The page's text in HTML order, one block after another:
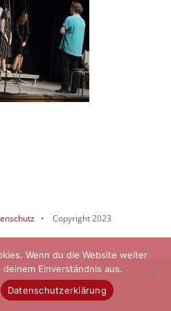
• Copyright 2023
Wenn du die Website weiter
Einverständnis aus.
Datenschutzerklärung